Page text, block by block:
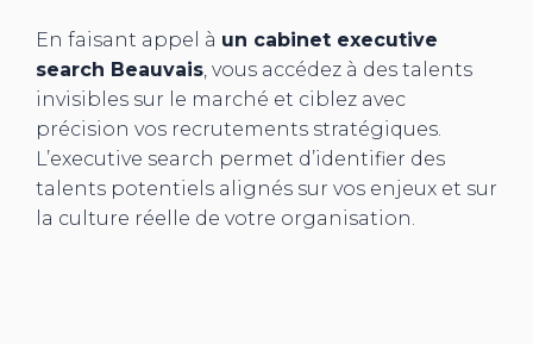
En faisant appel à un cabinet executive
search Beauvais, vous accédez à des talents
invisibles sur le marché et ciblez avec
précision vos recrutements stratégiques.
L’executive search permet d’identifier des
talents potentiels alignés sur vos enjeux et sur
la culture réelle de votre organisation.